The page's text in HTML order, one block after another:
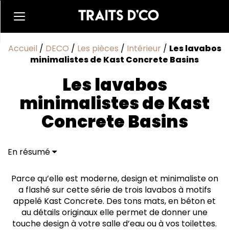
Accueil / DECO / Les pièces / Intérieur / Les lavabos
minimalistes de Kast Concrete Basins
Les lavabos
minimalistes de Kast
Concrete Basins
En résumé
Parce qu’elle est moderne, design et minimaliste on
a flashé sur cette série de trois lavabos à motifs
appelé Kast Concrete. Des tons mats, en béton et
au détails originaux elle permet de donner une
touche design à votre salle d’eau ou à vos toilettes.